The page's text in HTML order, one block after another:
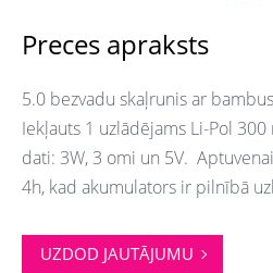
Preces apraksts
5.0 bezvadu skaļrunis ar
Iekļauts 1 uzlādējams Li-Pol
dati: 3W, 3 omi un 5V.
4h, kad akumulators ir pilnībā
UZDOD JAUTĀJUMU